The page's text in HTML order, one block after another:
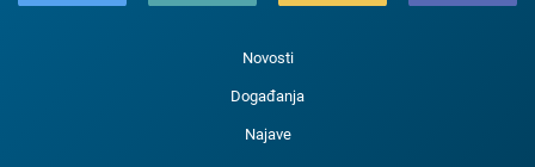
Novosti
Događanja
Najave